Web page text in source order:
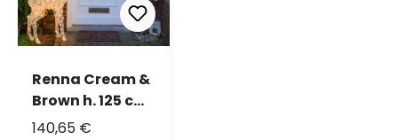
Renna Cream &
Brown h. 125 cm
con testa
140,65 €